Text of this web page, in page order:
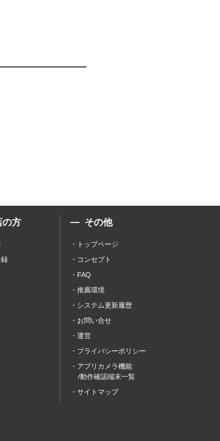
の方 その他
トップページ
コンセプト
FAQ
推薦環境
システム更新履歴
お問い合せ
運営
プライバシーポリシー
アプリカメラ機能
/動作確認端末一覧
サイトマップ